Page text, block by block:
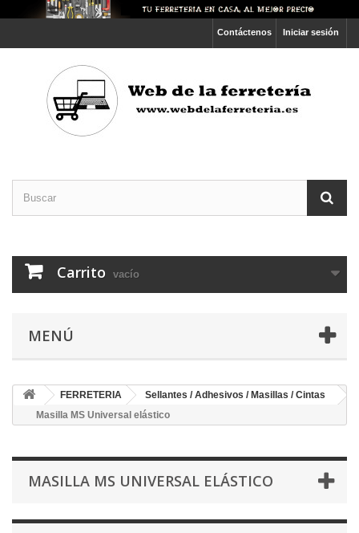
Iniciar sesión
Contáctenos
Carrito vacío
MENÚ
FERRETERIA
Sellantes / Adhesivos / Masillas / Cintas
Masilla MS Universal elástico
MASILLA MS UNIVERSAL ELÁSTICO